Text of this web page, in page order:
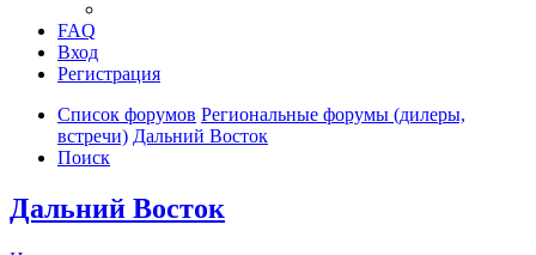
FAQ
Вход
Регистрация
Список форумов Региональные форумы (дилеры,
встречи) Дальний Восток
Поиск
Дальний Восток